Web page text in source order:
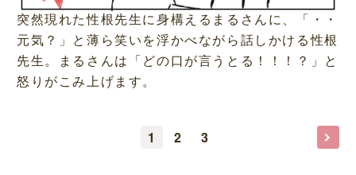
突然現れた性根先生に身構えるまるさんに、「・・
元気？」と薄ら笑いを浮かべながら話しかける性根
先生。まるさんは「どの口が言うとる！！！？」と
怒りがこみ上げます。
1 2 3